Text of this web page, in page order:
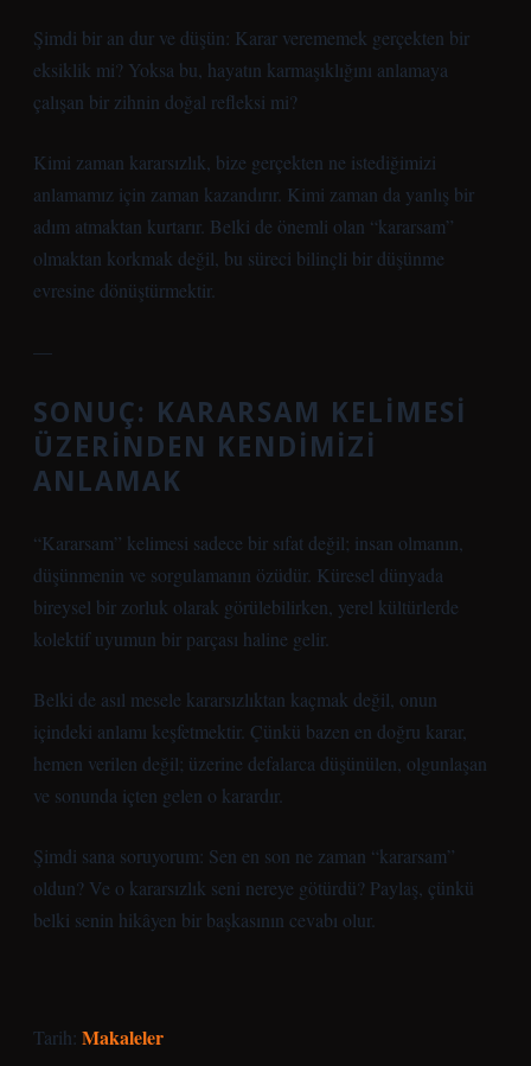
Şimdi bir an dur ve düşün: Karar verememek gerçekten bir
eksiklik mi? Yoksa bu, hayatın karmaşıklığını anlamaya
çalışan bir zihnin doğal refleksi mi?
Kimi zaman kararsızlık, bize gerçekten ne istediğimizi
anlamamız için zaman kazandırır. Kimi zaman da yanlış bir
adım atmaktan kurtarır. Belki de önemli olan “kararsam”
olmaktan korkmak değil, bu süreci bilinçli bir düşünme
evresine dönüştürmektir.
—
SONUÇ: KARARSAM KELIMESI
ÜZERINDEN KENDIMIZI
ANLAMAK
“Kararsam” kelimesi sadece bir sıfat değil; insan olmanın,
düşünmenin ve sorgulamanın özüdür. Küresel dünyada
bireysel bir zorluk olarak görülebilirken, yerel kültürlerde
kolektif uyumun bir parçası haline gelir.
Belki de asıl mesele kararsızlıktan kaçmak değil, onun
içindeki anlamı keşfetmektir. Çünkü bazen en doğru karar,
hemen verilen değil; üzerine defalarca düşünülen, olgunlaşan
ve sonunda içten gelen o karardır.
Şimdi sana soruyorum: Sen en son ne zaman “kararsam”
oldun? Ve o kararsızlık seni nereye götürdü? Paylaş, çünkü
belki senin hikâyen bir başkasının cevabı olur.
Tarih: Makaleler